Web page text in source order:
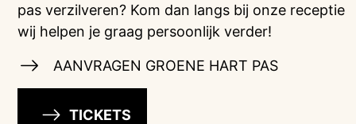
pas verzilveren? Kom dan langs bij onze receptie
wij helpen je graag persoonlijk verder!
AANVRAGEN GROENE HART PAS
TICKETS